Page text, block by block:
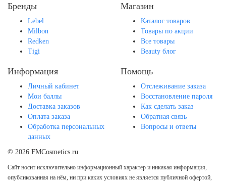
Бренды
Lebel
Milbon
Redken
Tigi
Магазин
Каталог товаров
Товары по акции
Все товары
Beauty блог
Информация
Личный кабинет
Мои баллы
Доставка заказов
Оплата заказа
Обработка персональных
данных
Помощь
Отслеживание заказа
Восстановление пароля
Как сделать заказ
Обратная связь
Вопросы и ответы
© 2026 FMCosmetics.ru
Сайт носит исключительно информационный характер и никакая информация,
опубликованная на нём, ни при каких условиях не является публичной офертой,